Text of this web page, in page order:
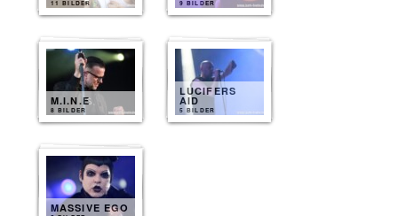
11 BILDER 9 BILDER
M.I.N.E
8 BILDER
LUCIFERS
AID
5 BILDER
MASSIVE EGO